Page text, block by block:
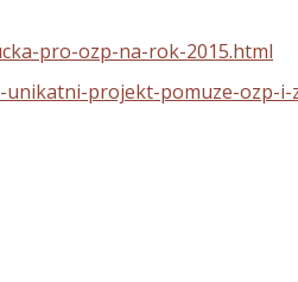
pro-ozp-na-rok-2015.html
projekt-pomuze-ozp-i-